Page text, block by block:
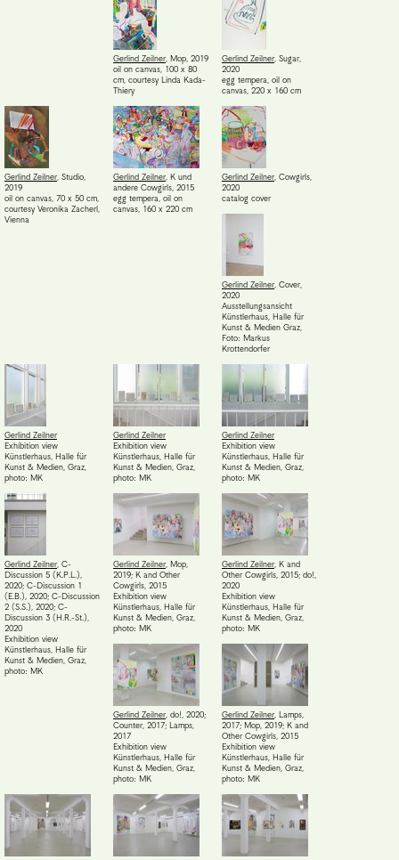
Gerlind Zeilner, Mop, 2019
oil on canvas, 100 x 80
cm, courtesy Linda Kada-
Thiery
Gerlind Zeilner, Sugar,
2020
egg tempera, oil on
canvas, 220 x 160 cm
Gerlind Zeilner, Studio,
2019
oil on canvas, 70 x 50 cm,
courtesy Veronika Zacherl,
Vienna
Gerlind Zeilner, K und
andere Cowgirls, 2015
egg tempera, oil on
canvas, 160 x 220 cm
Gerlind Zeilner, Cowgirls,
2020
catalog cover
Gerlind Zeilner, Cover,
2020
Ausstellungsansicht
Künstlerhaus, Halle für
Kunst & Medien Graz,
Foto: Markus
Krottendorfer
Gerlind Zeilner
Exhibition view
Künstlerhaus, Halle für
Kunst & Medien, Graz,
photo: MK
Gerlind Zeilner
Exhibition view
Künstlerhaus, Halle für
Kunst & Medien, Graz,
photo: MK
Gerlind Zeilner
Exhibition view
Künstlerhaus, Halle für
Kunst & Medien, Graz,
photo: MK
Gerlind Zeilner, C-
Discussion 5 (K.P.L.),
2020; C-Discussion 1
(E.B.), 2020; C-Discussion
2 (S.S.), 2020; C-
Discussion 3 (H.R.-St.),
2020
Exhibition view
Künstlerhaus, Halle für
Kunst & Medien, Graz,
photo: MK
Gerlind Zeilner, Mop,
2019; K and Other
Cowgirls, 2015
Exhibition view
Künstlerhaus, Halle für
Kunst & Medien, Graz,
photo: MK
Gerlind Zeilner, K and
Other Cowgirls, 2015; do!,
2020
Exhibition view
Künstlerhaus, Halle für
Kunst & Medien, Graz,
photo: MK
Gerlind Zeilner, do!, 2020;
Counter, 2017; Lamps,
2017
Exhibition view
Künstlerhaus, Halle für
Kunst & Medien, Graz,
photo: MK
Gerlind Zeilner, Lamps,
2017; Mop, 2019; K and
Other Cowgirls, 2015
Exhibition view
Künstlerhaus, Halle für
Kunst & Medien, Graz,
photo: MK